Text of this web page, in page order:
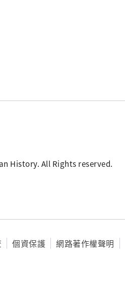
History. All Rights reserved.
個資保護 網路著作權聲明